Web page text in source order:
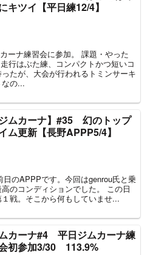
キツイ【平日練12/4】
ーナ練習会に参加。 課題・やった
行はぶた練、コンパクトかつ短いコ
たが、大会が行われるトミンサーキ
の...
ジムカーナ】#35 幻のトップ
ム更新【長野APPP5/4】
のAPPPです。今回はgenrou氏と乗
のコンディションでした。 この日
戦。そこから何もしていませ...
カーナ#4 平日ジムカーナ練
初参加3/30 113.9%